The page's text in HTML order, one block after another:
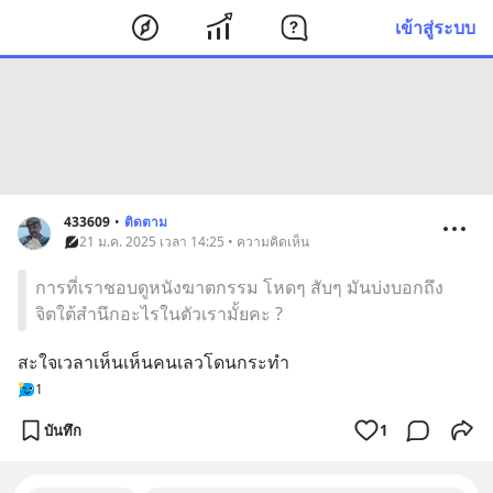
เข้าสู่ระบบ
433609 • ติดตาม
21 ม.ค. 2025 เวลา 14:25 • ความคิดเห็น
การที่เราชอบดูหนังฆาตกรรม โหดๆ สับๆ มันบ่งบอกถึง
จิตใต้สำนึกอะไรในตัวเรามั้ยคะ ?
สะใจเวลาเห็นเห็นคนเลวโดนกระทำ
1
บันทึก 1